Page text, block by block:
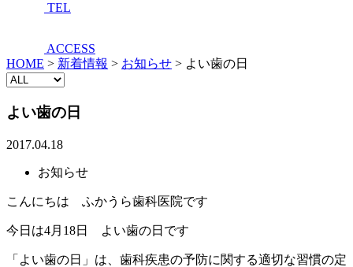
TEL
ACCESS
HOME > 新着情報 > お知らせ > よい歯の日
よい歯の日
2017.04.18
お知らせ
こんにちは ふかうら歯科医院です
今日は4月18日 よい歯の日です
「よい歯の日」は、歯科疾患の予防に関する適切な習慣の定